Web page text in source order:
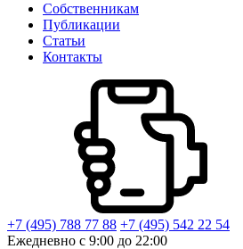
Собственникам
Публикации
Статьи
Контакты
+7 (495) 788 77 88 +7 (495) 542 22 54
Ежедневно с 9:00 до 22:00